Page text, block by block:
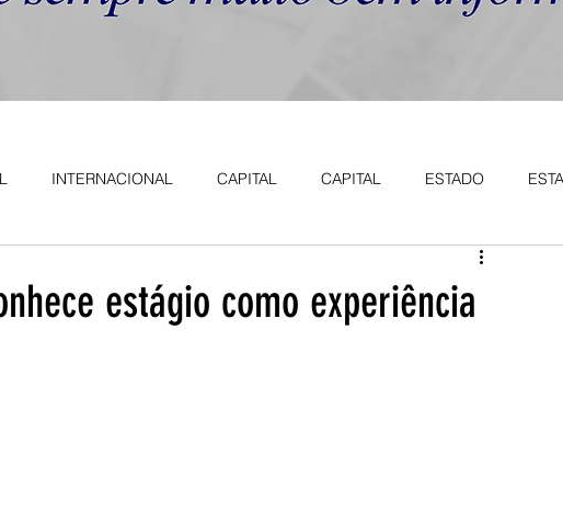
INTERNACIONAL CAPITAL CAPITAL ESTADO
estágio como experiência